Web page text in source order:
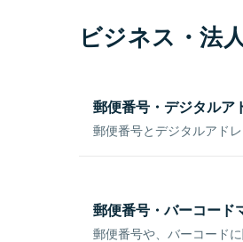
ビジネス・法
郵便番号・デジタルア
郵便番号とデジタルアド
郵便番号・バーコード
郵便番号や、バーコード